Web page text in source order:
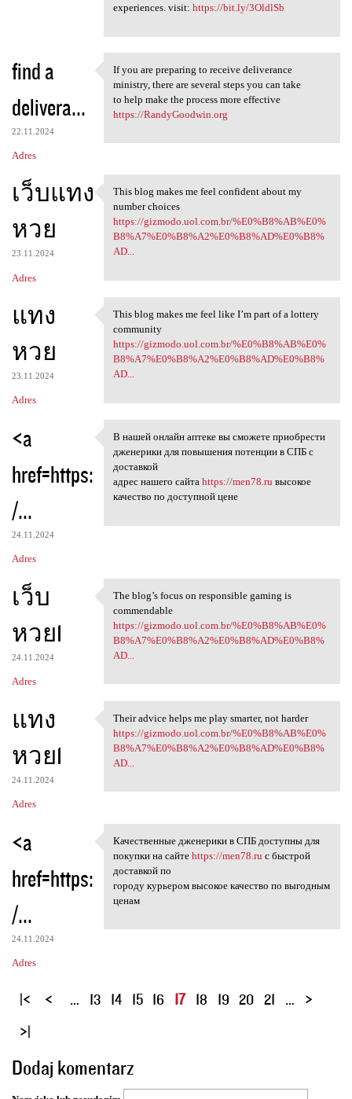
experiences. visit: https://bit.ly/3OldlSb
find a
delivera...
22.11.2024
Adres
If you are preparing to
If you are preparing to receive deliverance
ministry, there are several steps you can take
to help make the process more effective
https://RandyGoodwin.org
เว็บแทง
หวย
23.11.2024
Adres
This blog makes me feel
This blog makes me feel confident about my
number choices
https://gizmodo.uol.com.br/%E0%B8%AB%E0%
B8%A7%E0%B8%A2%E0%B8%AD%E0%B8%
AD...
แทง
หวย
23.11.2024
Adres
This blog makes me feel like
This blog makes me feel like I’m part of a lottery
community
https://gizmodo.uol.com.br/%E0%B8%AB%E0%
B8%A7%E0%B8%A2%E0%B8%AD%E0%B8%
AD...
<a
href=https:
/...
24.11.2024
Adres
В нашей онлайн аптеке вы
В нашей онлайн аптеке вы сможете приобрести
дженерики для повышения потенции в СПБ с
доставкой
адрес нашего сайта https://men78.ru высокое
качество по доступной цене
เว็บ
หวย1
24.11.2024
Adres
The blog’s focus on
The blog’s focus on responsible gaming is
commendable
https://gizmodo.uol.com.br/%E0%B8%AB%E0%
B8%A7%E0%B8%A2%E0%B8%AD%E0%B8%
AD...
แทง
หวย1
24.11.2024
Adres
Their advice helps me play
Their advice helps me play smarter, not harder
https://gizmodo.uol.com.br/%E0%B8%AB%E0%
B8%A7%E0%B8%A2%E0%B8%AD%E0%B8%
AD...
<a
href=https:
/...
24.11.2024
Adres
Качественные дженерики в СПБ
Качественные дженерики в СПБ доступны для
покупки на сайте https://men78.ru с быстрой
доставкой по
городу курьером высокое качество по выгодным
ценам
S
o
n
… 13 14 15 16 17 18 19 20 21 …
Dodaj komentarz